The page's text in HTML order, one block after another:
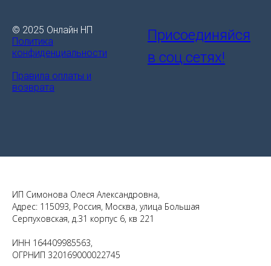
© 2025 Онлайн НП
Политика
конфиденциальности
Правила оплаты и
возврата
Присоединяйся
в соц.сетях!
ИП Симонова Олеся Александровна,
Адрес: 115093, Россия, Москва, улица Большая
Серпуховская, д.31 корпус 6, кв 221
ИНН 164409985563,
ОГРНИП 320169000022745